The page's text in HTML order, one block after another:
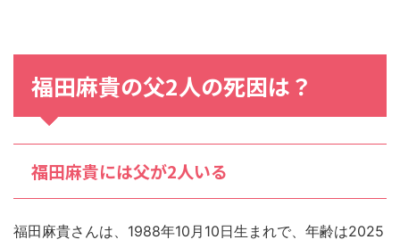
福田麻貴の父2人の死因は？
福田麻貴には父が2人いる
福田麻貴さんは、1988年10月10日生まれで、年齢は2025